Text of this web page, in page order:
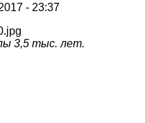
- 23:37
3,5 тыс. лет.